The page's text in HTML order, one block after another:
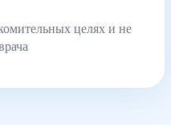
целях и не